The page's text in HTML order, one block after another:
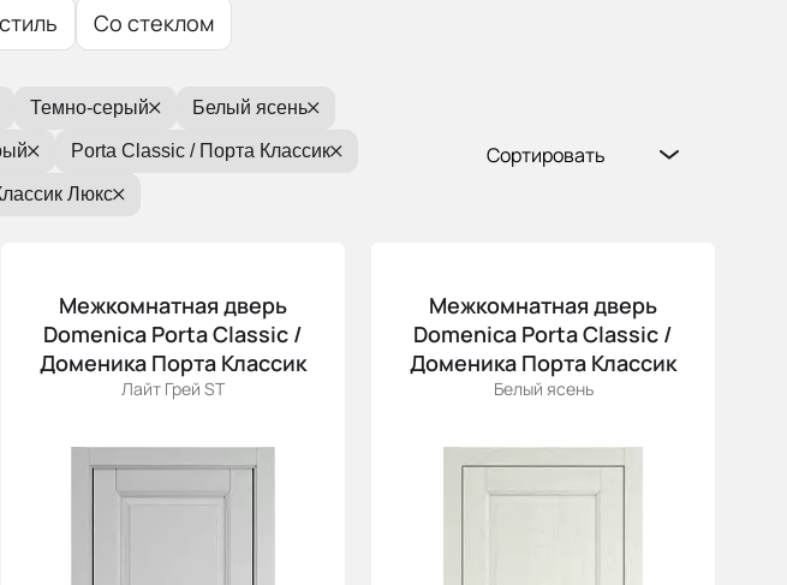
Со стеклом
Темно-серый Белый ясень
Porta Classic / Порта Классик
Люкс
Сортировать
Cначала новинки
Cначала скидки
Межкомнатная дверь
Domenica Porta Classic /
Доменика Порта Классик
Лайт Грей ST
Межкомнатная дверь
Domenica Porta Classic /
Доменика Порта Классик
Белый ясень